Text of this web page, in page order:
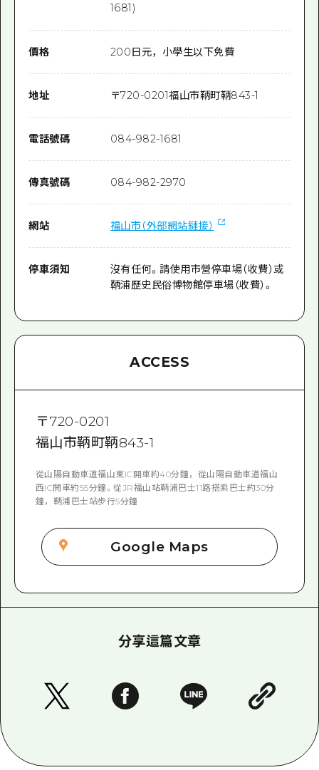
1681)
價格 200日元，小學生以下免費
地址 〒720-0201福山市鞆町鞆843-1
電話號碼 084-982-1681
傳真號碼 084-982-2970
網站 福山市（外部網站鏈接）
停車須知
沒有任何。請使用市營停車場（收費）或
鞆浦歷史民俗博物館停車場（收費）。
ACCESS
〒720-0201
福山市鞆町鞆843-1
從山陽自動車道福山東IC開車約40分鐘，從山陽自動車道福山
西IC開車約55分鐘。從JR福山站鞆浦巴士11路搭乘巴士約30分
鐘，鞆浦巴士站步行5分鐘
Google Maps
分享這篇文章